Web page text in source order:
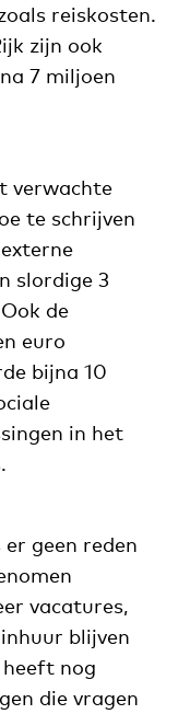
reiskosten.
zijn ook
7 miljoen
verwachte
te schrijven
slordige 3
de
euro
bijna 10
in het
geen reden
vacatures,
blijven
nog
die vragen